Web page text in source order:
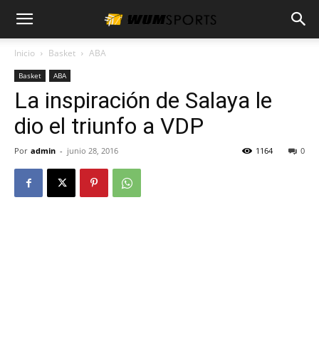
Inicio Basket ABA
Basket ABA
La inspiración de Salaya le
dio el triunfo a VDP
Por admin - junio 28, 2016 0
1164